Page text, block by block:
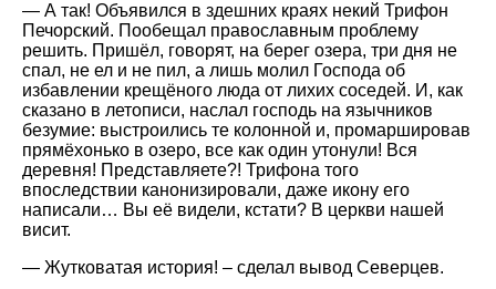
— А так! Объявился в здешних краях некий Трифон
Печорский. Пообещал православным проблему
решить. Пришёл, говорят, на берег озера, три дня не
спал, не ел и не пил, а лишь молил Господа об
избавлении крещёного люда от лихих соседей. И, как
сказано в летописи, наслал господь на язычников
безумие: выстроились те колонной и, промаршировав
прямёхонько в озеро, все как один утонули! Вся
деревня! Представляете?! Трифона того
впоследствии канонизировали, даже икону его
написали… Вы её видели, кстати? В церкви нашей
висит.
— Жутковатая история! – сделал вывод Северцев.